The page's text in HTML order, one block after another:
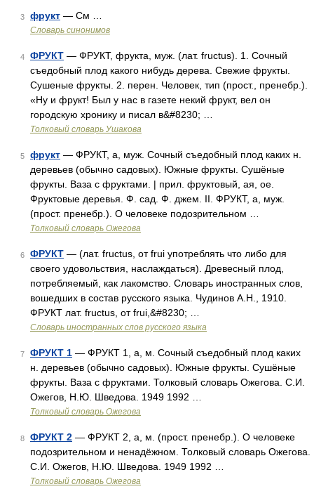
3 фрукт — См …
Словарь синонимов
4 ФРУКТ — ФРУКТ, фрукта, муж. (лат. fructus). 1. Сочный
съедобный плод какого нибудь дерева. Свежие фрукты.
Сушеные фрукты. 2. перен. Человек, тип (прост., пренебр.).
«Ну и фрукт! Был у нас в газете некий фрукт, вел он
городскую хронику и писал в&#8230; …
Толковый словарь Ушакова
5 фрукт — ФРУКТ, а, муж. Сочный съедобный плод каких н.
деревьев (обычно садовых). Южные фрукты. Сушёные
фрукты. Ваза с фруктами. | прил. фруктовый, ая, ое.
Фруктовые деревья. Ф. сад. Ф. джем. II. ФРУКТ, а, муж.
(прост. пренебр.). О человеке подозрительном …
Толковый словарь Ожегова
6 ФРУКТ — (лат. fructus, от frui употреблять что либо для
своего удовольствия, наслаждаться). Древесный плод,
потребляемый, как лакомство. Словарь иностранных слов,
вошедших в состав русского языка. Чудинов А.Н., 1910.
ФРУКТ лат. fructus, от frui,&#8230; …
Словарь иностранных слов русского языка
7 ФРУКТ 1 — ФРУКТ 1, а, м. Сочный съедобный плод каких
н. деревьев (обычно садовых). Южные фрукты. Сушёные
фрукты. Ваза с фруктами. Толковый словарь Ожегова. С.И.
Ожегов, Н.Ю. Шведова. 1949 1992 …
Толковый словарь Ожегова
8 ФРУКТ 2 — ФРУКТ 2, а, м. (прост. пренебр.). О человеке
подозрительном и ненадёжном. Толковый словарь Ожегова.
С.И. Ожегов, Н.Ю. Шведова. 1949 1992 …
Толковый словарь Ожегова